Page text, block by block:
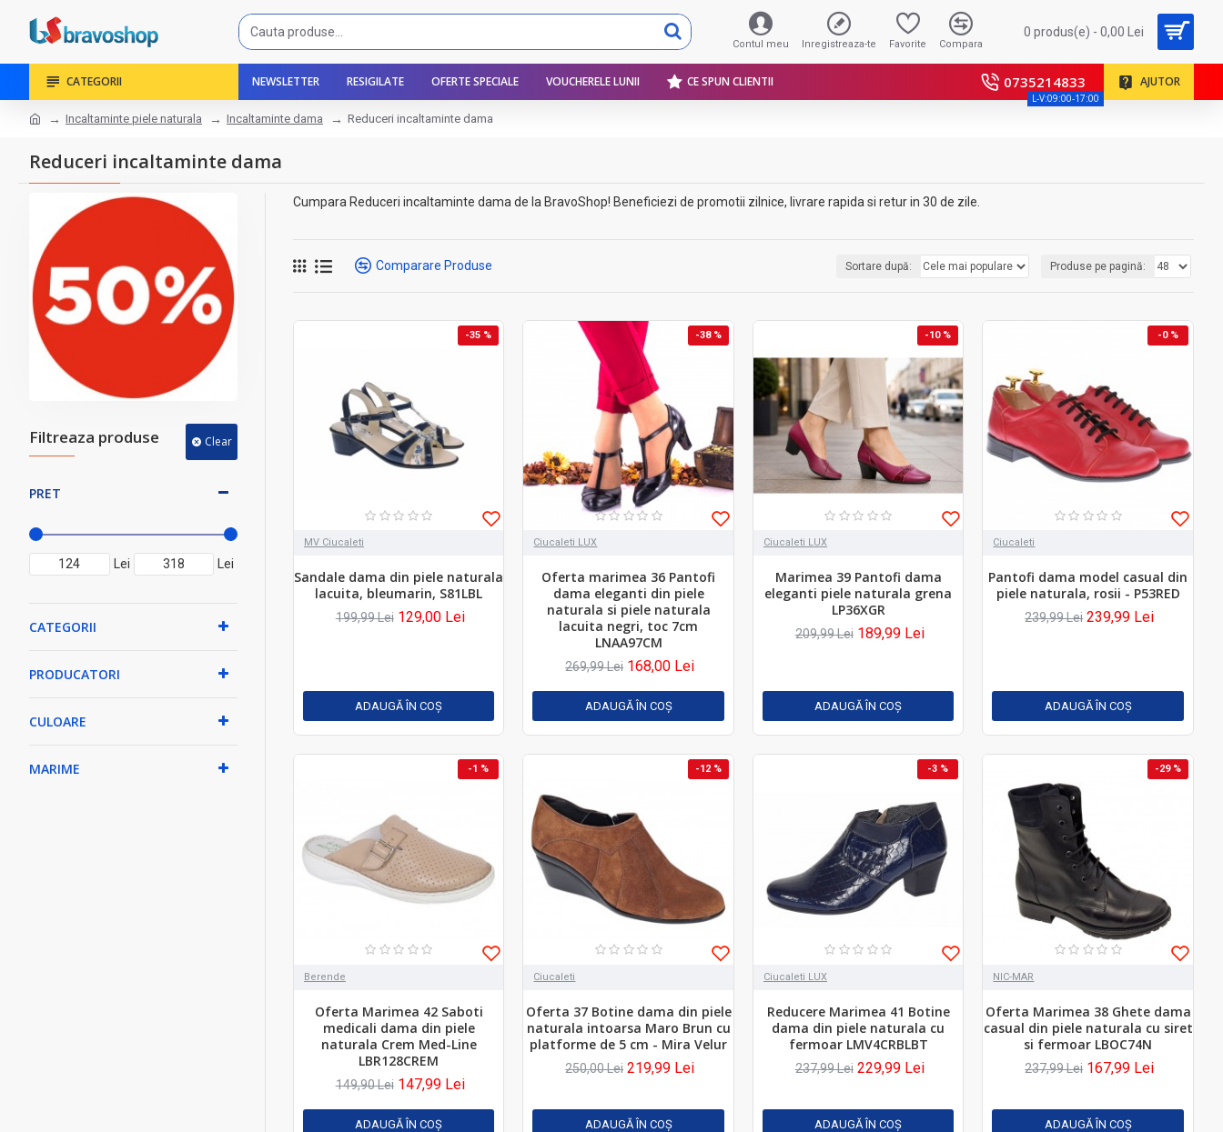
Contul meu Inregistreaza-te Favorite Compara
0 produs(e) - 0,00 Lei
CATEGORII NEWSLETTER RESIGILATE OFERTE SPECIALE VOUCHERELE LUNII CE SPUN CLIENTII 0735214833
L-V:09:00-17:00
AJUTOR
Incaltaminte piele naturala Incaltaminte dama Reduceri incaltaminte dama
Reduceri incaltaminte dama
Filtreaza produse Clear
PRET
Lei Lei
CATEGORII
PRODUCATORI
CULOARE
MARIME
Cumpara Reduceri incaltaminte dama de la BravoShop! Beneficiezi de promotii zilnice, livrare rapida si retur in 30 de zile.
Comparare Produse Sortare după: Produse pe pagină:
-35 %
MV Ciucaleti
Sandale dama din piele naturala
lacuita, bleumarin, S81LBL
199,99 Lei 129,00 Lei
ADAUGĂ ÎN COŞ
-38 %
Ciucaleti LUX
Oferta marimea 36 Pantofi
dama eleganti din piele
naturala si piele naturala
lacuita negri, toc 7cm
LNAA97CM
269,99 Lei 168,00 Lei
ADAUGĂ ÎN COŞ
-10 %
Ciucaleti LUX
Marimea 39 Pantofi dama
eleganti piele naturala grena
LP36XGR
209,99 Lei 189,99 Lei
ADAUGĂ ÎN COŞ
-0 %
Ciucaleti
Pantofi dama model casual din
piele naturala, rosii - P53RED
239,99 Lei 239,99 Lei
ADAUGĂ ÎN COŞ
-1 %
Berende
Oferta Marimea 42 Saboti
medicali dama din piele
naturala Crem Med-Line
LBR128CREM
149,90 Lei 147,99 Lei
ADAUGĂ ÎN COŞ
-12 %
Ciucaleti
Oferta 37 Botine dama din piele
naturala intoarsa Maro Brun cu
platforme de 5 cm - Mira Velur
250,00 Lei 219,99 Lei
ADAUGĂ ÎN COŞ
-3 %
Ciucaleti LUX
Reducere Marimea 41 Botine
dama din piele naturala cu
fermoar LMV4CRBLBT
237,99 Lei 229,99 Lei
ADAUGĂ ÎN COŞ
-29 %
NIC-MAR
Oferta Marimea 38 Ghete dama
casual din piele naturala cu siret
si fermoar LBOC74N
237,99 Lei 167,99 Lei
ADAUGĂ ÎN COŞ